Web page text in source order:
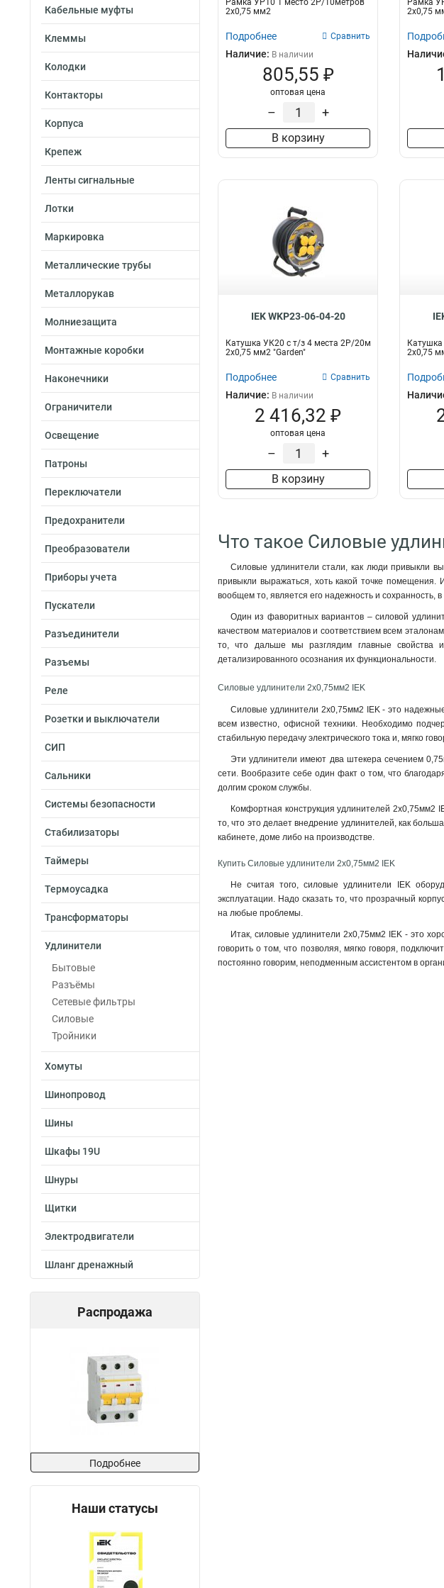
Кабельные муфты
Клеммы
Колодки
Контакторы
Корпуса
Крепеж
Ленты сигнальные
Лотки
Маркировка
Металлические трубы
Металлорукав
Молниезащита
Монтажные коробки
Наконечники
Ограничители
Освещение
Патроны
Переключатели
Предохранители
Преобразователи
Приборы учета
Пускатели
Разъединители
Разъемы
Реле
Розетки и выключатели
СИП
Сальники
Системы безопасности
Стабилизаторы
Таймеры
Термоусадка
Трансформаторы
Удлинители
Бытовые
Разъёмы
Сетевые фильтры
Силовые
Тройники
Хомуты
Шинопровод
Шины
Шкафы 19U
Шнуры
Щитки
Электродвигатели
Шланг дренажный
Распродажа
Подробнее
Наши статусы
Рамка УР10 1 место 2Р/10метров
2х0,75 мм2
Подробнее Сравнить
Наличие: В наличии
805,55 ₽
оптовая цена
– +
В корзину
Рамка
2х0,75
IEK WKP23-06-04-20
Катушка УК20 с т/з 4 места 2Р/20м
2х0,75 мм2 "Garden"
Подробнее Сравнить
Наличие: В наличии
2 416,32 ₽
оптовая цена
– +
В корзину
2х0,75
Что такое Силовые
Силовые удлинители стали, как люди привыкли
привыкли выражаться, хоть какой точке
вообщем то, является его надежность и сохранность,
Один из фаворитных вариантов – силовой
качеством материалов и соответствием всем
то, что дальше мы разглядим главные свойства
детализированного осознания их функциональности.
Силовые удлинители 2х0,75мм2 IEK
Силовые удлинители 2х0,75мм2 IEK - это
всем известно, офисной техники. Необходимо
стабильную передачу электрического тока и, мягко
Эти удлинители имеют два штекера сечением
сети. Вообразите себе один факт о том, что
долгим сроком службы.
Комфортная конструкция удлинителей 2х0,75мм2
то, что это делает внедрение удлинителей, как
кабинете, доме либо на производстве.
Купить Силовые удлинители 2х0,75мм2 IEK
Не считая того, силовые удлинители IEK
эксплуатации. Надо сказать то, что прозрачный
на любые проблемы.
Итак, силовые удлинители 2х0,75мм2 IEK - это
говорить о том, что позволяя, мягко говоря,
постоянно говорим, неподменным ассистентом в